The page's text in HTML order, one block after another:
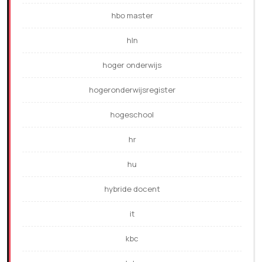
hbo master
hln
hoger onderwijs
hogeronderwijsregister
hogeschool
hr
hu
hybride docent
it
kbc